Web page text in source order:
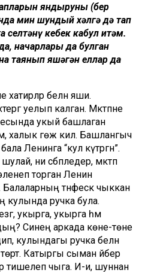
яндыруны (бер
мин шундый хәлгә дә тап
кебек кабул итәм.
начарлары да булган
таянып яшәгән еллар да
белән яши.
уелып калган. Мәктәпне
укый башлаган
халык гөж килә. Башлангыч
Ленинга “кул күтәргән”.
ни сәбәпледер, мәктәп
торган Ленин
Балаларның тәнәфескә чыккан
кулында ручка була.
укырга, укырга һәм
Синең аркада көне-төне
кулындагы ручка белән
Катыргы сыман әйбер
тишелеп чыга. И-и, шуннан